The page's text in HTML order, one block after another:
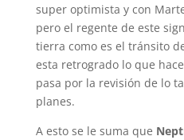
super optimista y con
pero el regente de este
tierra como es el tránsito
esta retrogrado lo que
pasa por la revisión de lo
planes.
A esto se le suma que